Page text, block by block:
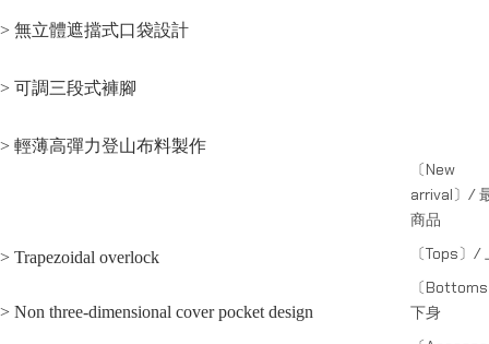
〔New
arrival〕/
商品
〔Tops〕/
〔
下身
> 無立體遮擋式口袋設計
> 可調三段式褲腳
> 輕薄高彈力登山布料製作
> Trapezoidal overlock
> Non three-dimensional cover pocket design